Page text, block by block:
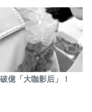
億「大咖影后」！